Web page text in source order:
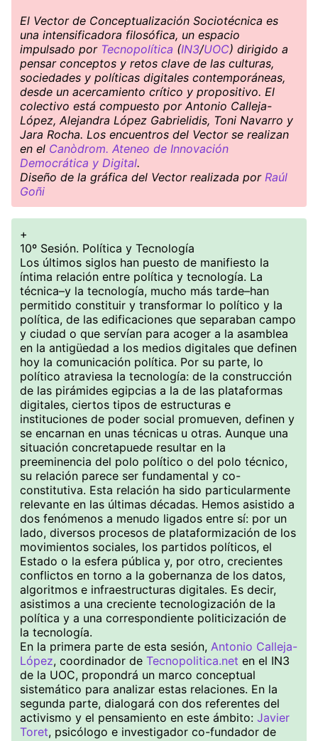
El Vector de Conceptualización Sociotécnica es
una intensificadora filosófica, un espacio
impulsado por Tecnopolítica (IN3/UOC) dirigido a
pensar conceptos y retos clave de las culturas,
sociedades y políticas digitales contemporáneas,
desde un acercamiento crítico y propositivo. El
colectivo está compuesto por Antonio Calleja-
López, Alejandra López Gabrielidis, Toni Navarro y
Jara Rocha. Los encuentros del Vector se realizan
en el Canòdrom. Ateneo de Innovación
Democrática y Digital.
Diseño de la gráfica del Vector realizada por Raúl
Goñi
+
10º Sesión. Política y Tecnología
Los últimos siglos han puesto de manifiesto la
íntima relación entre política y tecnología. La
técnica–y la tecnología, mucho más tarde–han
permitido constituir y transformar lo político y la
política, de las edificaciones que separaban campo
y ciudad o que servían para acoger a la asamblea
en la antigüedad a los medios digitales que definen
hoy la comunicación política. Por su parte, lo
político atraviesa la tecnología: de la construcción
de las pirámides egipcias a la de las plataformas
digitales, ciertos tipos de estructuras e
instituciones de poder social promueven, definen y
se encarnan en unas técnicas u otras. Aunque una
situación concretapuede resultar en la
preeminencia del polo político o del polo técnico,
su relación parece ser fundamental y co-
constitutiva. Esta relación ha sido particularmente
relevante en las últimas décadas. Hemos asistido a
dos fenómenos a menudo ligados entre sí: por un
lado, diversos procesos de plataformización de los
movimientos sociales, los partidos políticos, el
Estado o la esfera pública y, por otro, crecientes
conflictos en torno a la gobernanza de los datos,
algoritmos e infraestructuras digitales. Es decir,
asistimos a una creciente tecnologización de la
política y a una correspondiente politicización de
la tecnología.
En la primera parte de esta sesión, Antonio Calleja-
López, coordinador de Tecnopolitica.net en el IN3
de la UOC, propondrá un marco conceptual
sistemático para analizar estas relaciones. En la
segunda parte, dialogará con dos referentes del
activismo y el pensamiento en este ámbito: Javier
Toret, psicólogo e investigador co-fundador de